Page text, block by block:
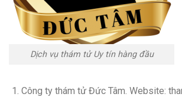
Dịch vụ thám tử Uy tín hàng đầu
Công ty thám tử Đức Tâm. Website: